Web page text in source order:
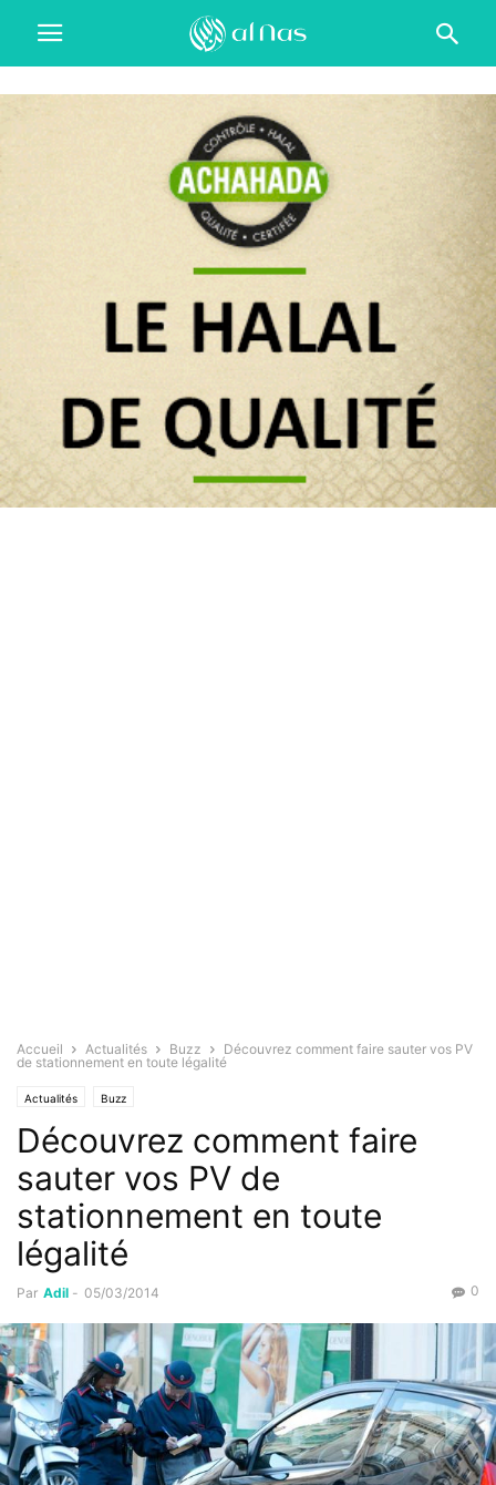
Accueil Actualités Buzz
Découvrez comment faire sauter vos PV
de stationnement en toute légalité
Actualités Buzz
Découvrez comment faire
sauter vos PV de
stationnement en toute
légalité
Par Adil - 05/03/2014 0